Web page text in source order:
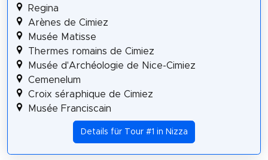
Regina
Arènes de Cimiez
Musée Matisse
Thermes romains de Cimiez
Musée d'Archéologie de Nice-Cimiez
Cemenelum
Croix séraphique de Cimiez
Musée Franciscain
Details für Tour #1 in Nizza